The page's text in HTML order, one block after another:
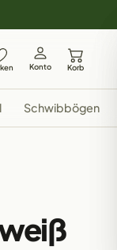
Konto Korb
Schwibbögen